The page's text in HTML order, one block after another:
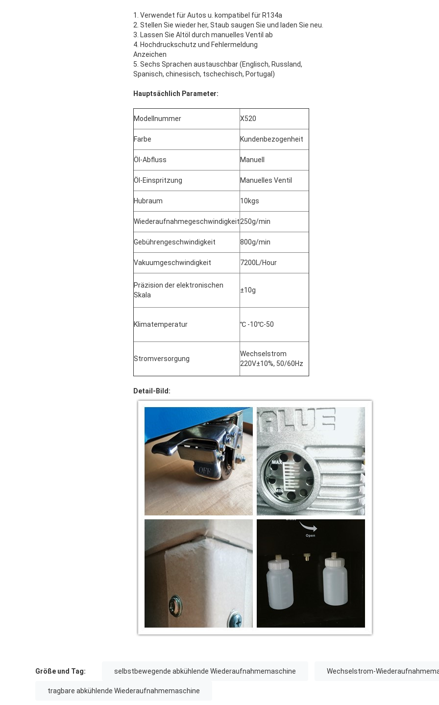
1. Verwendet für Autos u. kompatibel für R134a
2. Stellen Sie wieder her, Staub saugen Sie und laden Sie neu.
3. Lassen Sie Altöl durch manuelles Ventil ab
4. Hochdruckschutz und Fehlermeldung
Anzeichen
5. Sechs Sprachen austauschbar (Englisch, Russland,
Spanisch, chinesisch, tschechisch, Portugal)
Hauptsächlich Parameter:
Modellnummer X520
Farbe Kundenbezogenheit
Öl-Abfluss Manuell
Öl-Einspritzung Manuelles Ventil
Hubraum 10kgs
Wiederaufnahmegeschwindigkeit250g/min
Gebührengeschwindigkeit 800g/min
Vakuumgeschwindigkeit 7200L/Hour
Präzision der elektronischen
Skala
±10g
Klimatemperatur ℃ -10℃-50
Stromversorgung
Wechselstrom
220V±10%, 50/60Hz
Detail-Bild:
Größe und Tag: selbstbewegende abkühlende Wiederaufnahmemaschine Wechselstrom-
tragbare abkühlende Wiederaufnahmemaschine